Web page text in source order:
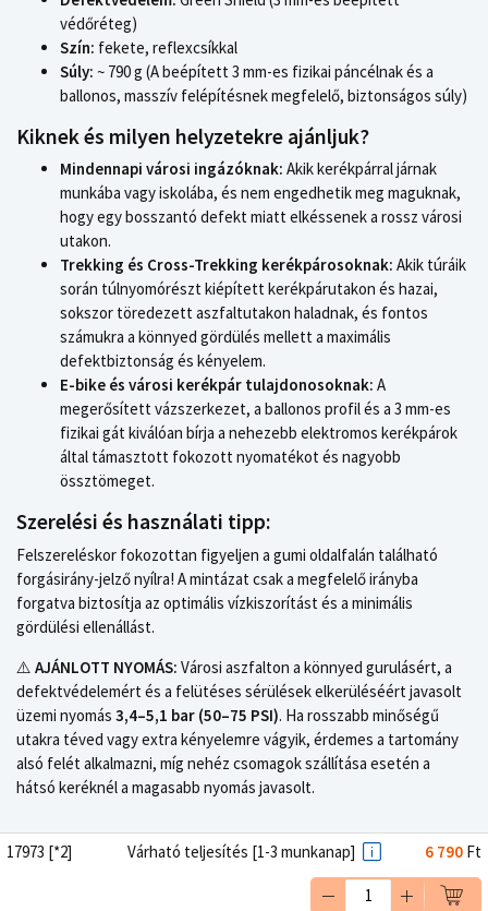
védőréteg)
Szín: fekete, reflexcsíkkal
Súly: ~ 790 g (A beépített 3 mm-es fizikai páncélnak és a
ballonos, masszív felépítésnek megfelelő, biztonságos súly)
Kiknek és milyen helyzetekre ajánljuk?
Mindennapi városi ingázóknak: Akik kerékpárral járnak
munkába vagy iskolába, és nem engedhetik meg maguknak,
hogy egy bosszantó defekt miatt elkéssenek a rossz városi
utakon.
Trekking és Cross-Trekking kerékpárosoknak: Akik túráik
során túlnyomórészt kiépített kerékpárutakon és hazai,
sokszor töredezett aszfaltutakon haladnak, és fontos
számukra a könnyed gördülés mellett a maximális
defektbiztonság és kényelem.
E-bike és városi kerékpár tulajdonosoknak: A
megerősített vázszerkezet, a ballonos profil és a 3 mm-es
fizikai gát kiválóan bírja a nehezebb elektromos kerékpárok
által támasztott fokozott nyomatékot és nagyobb
össztömeget.
Szerelési és használati tipp:
Felszereléskor fokozottan figyeljen a gumi oldalfalán található
forgásirány-jelző nyílra! A mintázat csak a megfelelő irányba
forgatva biztosítja az optimális vízkiszorítást és a minimális
gördülési ellenállást.
⚠️ AJÁNLOTT NYOMÁS: Városi aszfalton a könnyed gurulásért, a
defektvédelemért és a felütéses sérülések elkerüléséért javasolt
üzemi nyomás 3,4–5,1 bar (50–75 PSI). Ha rosszabb minőségű
utakra téved vagy extra kényelemre vágyik, érdemes a tartomány
alsó felét alkalmazni, míg nehéz csomagok szállítása esetén a
hátsó keréknél a magasabb nyomás javasolt.
17973 [*2] Várható teljesítés [1-3 munkanap] 6 790 Ft